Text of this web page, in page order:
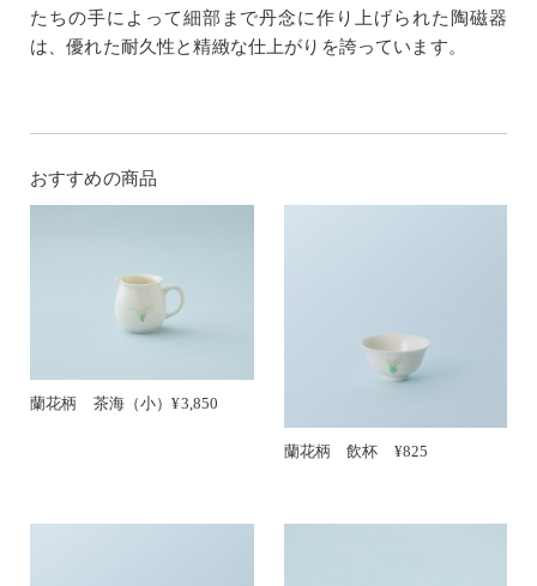
たちの手によって細部まで丹念に作り上げられた陶磁器
は、優れた耐久性と精緻な仕上がりを誇っています。
おすすめの商品
蘭花柄 茶海（小）¥3,850
蘭花柄 飲杯 ¥825